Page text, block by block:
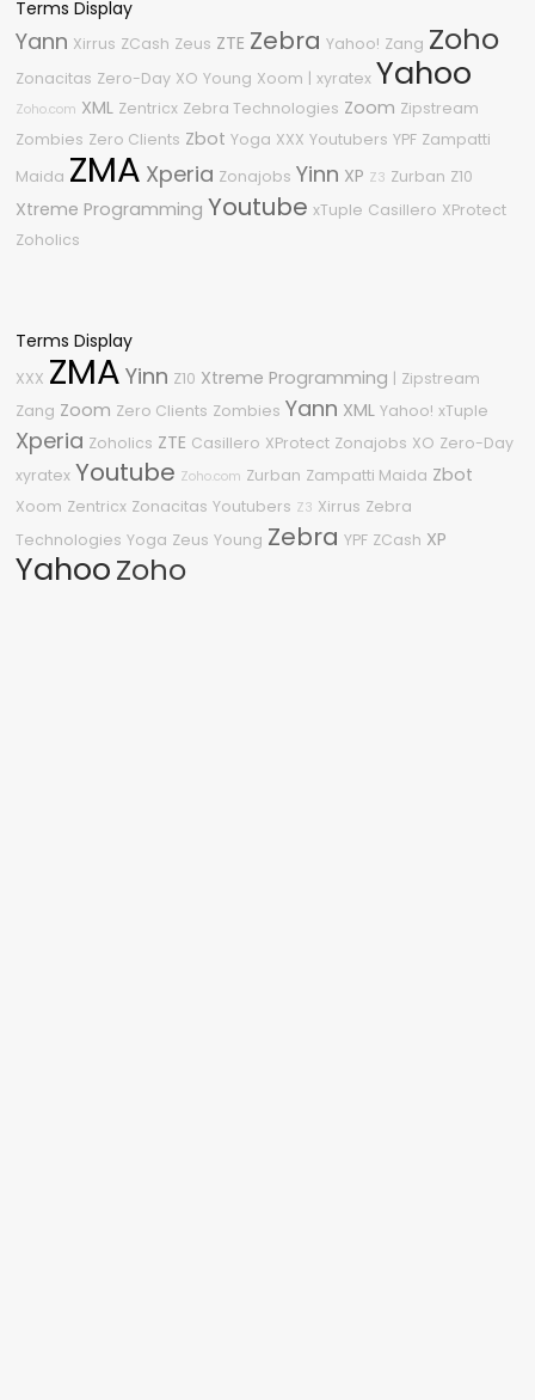
Terms Display
Yann Xirrus ZCash Zeus ZTE Zebra Yahoo! Zang Zoho
Zonacitas Zero-Day XO Young Xoom xyratex Yahoo
Zoho.com XML Zentricx Zebra Technologies Zoom Zipstream
Zombies Zero Clients Zbot Yoga XXX Youtubers YPF Zampatti
Maida ZMA Xperia Zonajobs Yinn XP Z3 Zurban Z10
Xtreme Programming Youtube xTuple Casillero XProtect
Zoholics
Terms Display
XXX ZMA Yinn Z10 Xtreme Programming
Zipstream
Zang Zoom Zero Clients Zombies Yann XML Yahoo! xTuple
Xperia Zoholics ZTE Casillero XProtect Zonajobs XO Zero-Day
xyratex Youtube Zoho.com Zurban Zampatti Maida Zbot
Xoom Zentricx Zonacitas Youtubers Z3 Xirrus Zebra
Technologies Yoga Zeus Young Zebra YPF ZCash XP
YahooZoho